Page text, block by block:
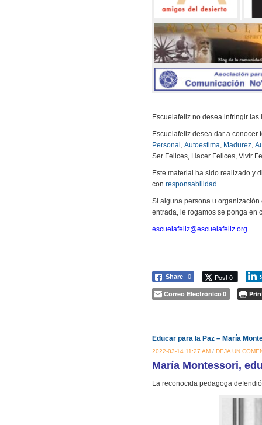
Escuelafeliz no desea infringir
Escuelafeliz desea dar a
Personal , Autoestima, Madurez,
Ser Felices, Hacer Felices, Vivir
Este material ha sido realizado y
con responsabilidad .
Si alguna persona u
entrada, le rogamos se ponga en
escuelafeliz@escuelafeliz.org
Share 0 Post 0
Correo Electrónico 0
Educar para la Paz – María
2022-03-14 11:27 AM / DEJA UN
María Montessori,
La reconocida pedagoga